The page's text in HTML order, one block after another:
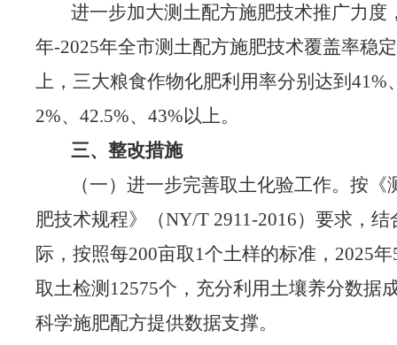
进一步加大测土配方施肥技术推广力度
年-2025年全市测土配方施肥技术覆盖率稳
上，三大粮食作物化肥利用率分别达到41%
2%、42.5%、43%以上。
三、整改措施
（一）进一步完善取土化验工作。 按《
肥技术规程》 （NY/T 2911-2016） 要求，结
际， 按照每200亩取1个土样的标准 ， 2025
取土检测 12575个， 充分利用土壤养分数据
科学施肥配方提供数据支撑。